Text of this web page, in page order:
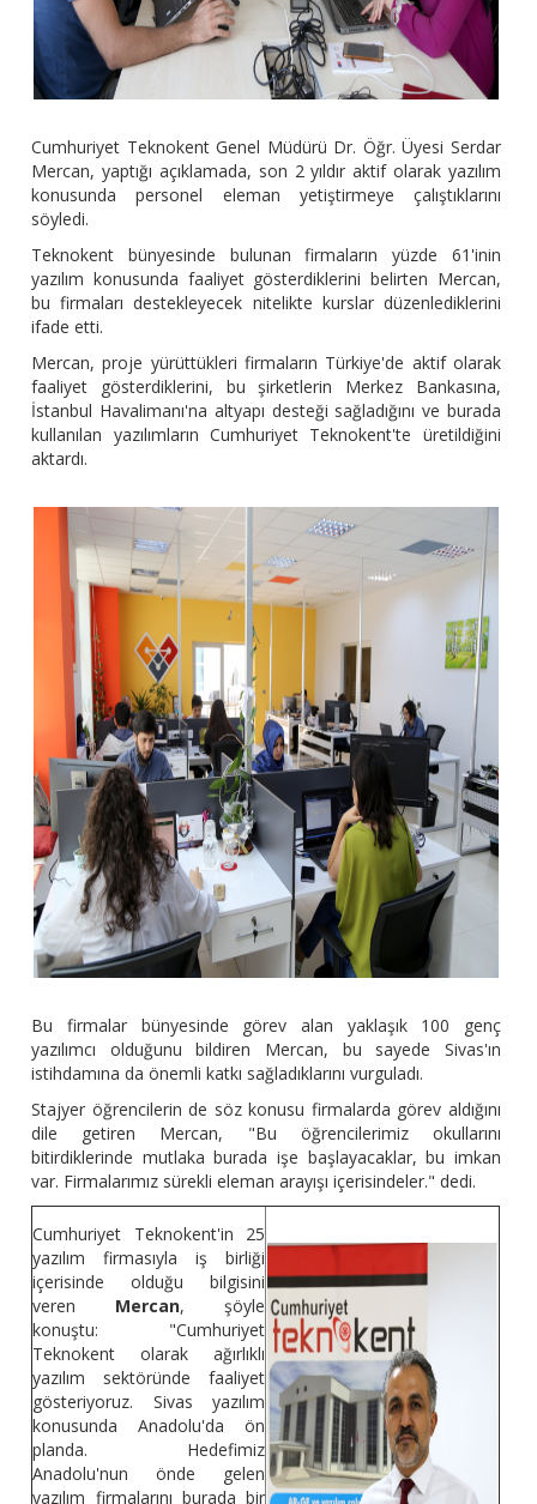
Cumhuriyet Teknokent Genel Müdürü Dr. Öğr. Üyesi Serdar
Mercan, yaptığı açıklamada, son 2 yıldır aktif olarak yazılım
konusunda personel eleman yetiştirmeye çalıştıklarını
söyledi.
Teknokent bünyesinde bulunan firmaların yüzde 61'inin
yazılım konusunda faaliyet gösterdiklerini belirten Mercan,
bu firmaları destekleyecek nitelikte kurslar düzenlediklerini
ifade etti.
Mercan, proje yürüttükleri firmaların Türkiye'de aktif olarak
faaliyet gösterdiklerini, bu şirketlerin Merkez Bankasına,
İstanbul Havalimanı'na altyapı desteği sağladığını ve burada
kullanılan yazılımların Cumhuriyet Teknokent'te üretildiğini
aktardı.
Bu firmalar bünyesinde görev alan yaklaşık 100 genç
yazılımcı olduğunu bildiren Mercan, bu sayede Sivas'ın
istihdamına da önemli katkı sağladıklarını vurguladı.
Stajyer öğrencilerin de söz konusu firmalarda görev aldığını
dile getiren Mercan, "Bu öğrencilerimiz okullarını
bitirdiklerinde mutlaka burada işe başlayacaklar, bu imkan
var. Firmalarımız sürekli eleman arayışı içerisindeler." dedi.
Cumhuriyet Teknokent'in 25
yazılım firmasıyla iş birliği
içerisinde olduğu bilgisini
veren Mercan, şöyle
konuştu: "Cumhuriyet
Teknokent olarak ağırlıklı
yazılım sektöründe faaliyet
gösteriyoruz. Sivas yazılım
konusunda Anadolu'da ön
planda. Hedefimiz
Anadolu'nun önde gelen
yazılım firmalarını burada bir